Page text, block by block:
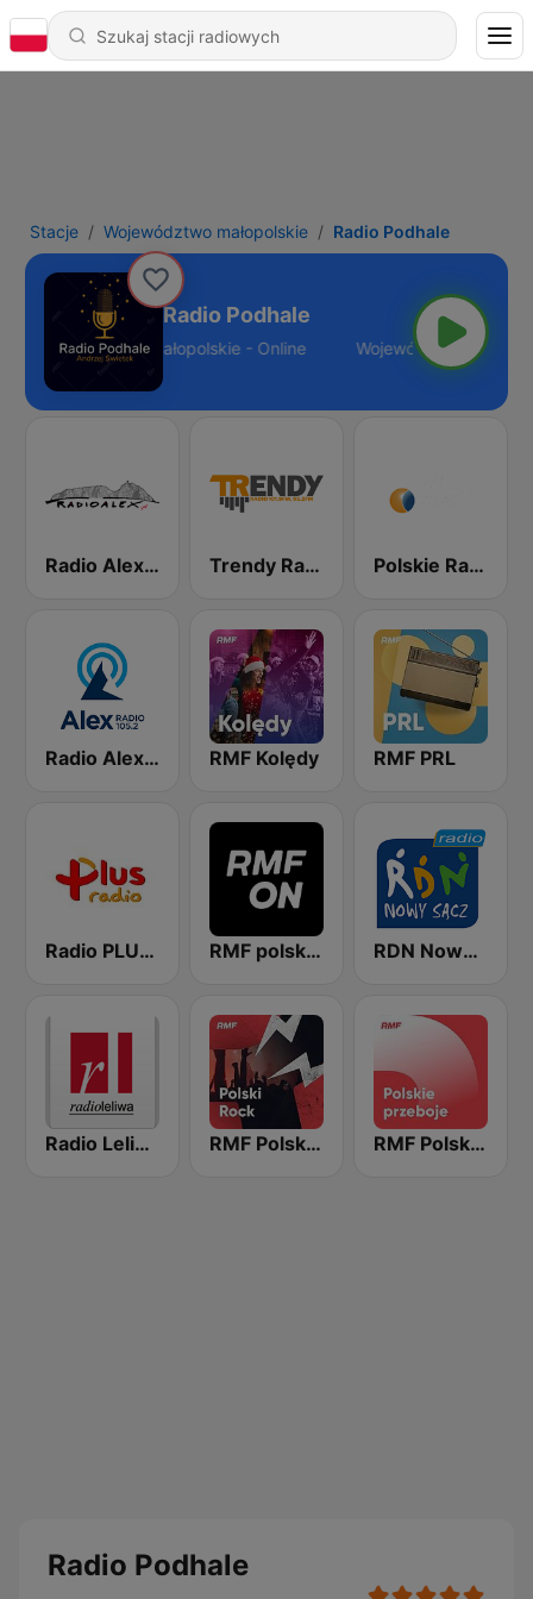
Stacje Województwo małopolskie Radio Podhale
Radio Podhale
Województwo małopolskie - Online
Radio Alex pl Trendy Radio Polskie Radio Rzeszów
Radio Alex 105.2 FM RMF Kolędy RMF PRL
Radio PLUS Lublin RMF polskie przeboje RDN Nowy Sacz
Radio Leliwa RMF Polski Rock RMF Polskie Przeboje
Radio Podhale